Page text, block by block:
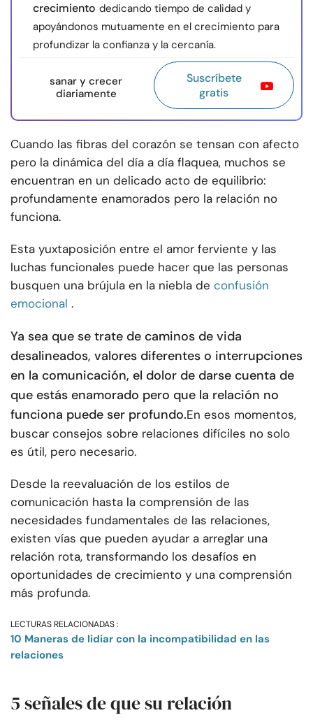
crecimiento dedicando tiempo de calidad y
apoyándonos mutuamente en el crecimiento para
profundizar la confianza y la cercanía.
sanar y crecer
diariamente
Suscríbete
gratis
Cuando las fibras del corazón se tensan con afecto
pero la dinámica del día a día flaquea, muchos se
encuentran en un delicado acto de equilibrio:
profundamente enamorados pero la relación no
funciona.
Esta yuxtaposición entre el amor ferviente y las
luchas funcionales puede hacer que las personas
busquen una brújula en la niebla de confusión
emocional .
Ya sea que se trate de caminos de vida
desalineados, valores diferentes o interrupciones
en la comunicación, el dolor de darse cuenta de
que estás enamorado pero que la relación no
funciona puede ser profundo.En esos momentos,
buscar consejos sobre relaciones difíciles no solo
es útil, pero necesario.
Desde la reevaluación de los estilos de
comunicación hasta la comprensión de las
necesidades fundamentales de las relaciones,
existen vías que pueden ayudar a arreglar una
relación rota, transformando los desafíos en
oportunidades de crecimiento y una comprensión
más profunda.
LECTURAS RELACIONADAS :
10 Maneras de lidiar con la incompatibilidad en las
relaciones
5 señales de que su relación